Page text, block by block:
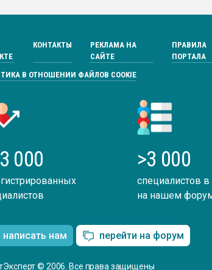
КОНТАКТЫ
РЕКЛАМА НА
САЙТЕ
ПРАВИЛА
ПОРТАЛА
В ОТНОШЕНИИ ФАЙЛОВ COOKIE
000 >3 000
специалистов
на нашем
написать нам перейти на форум
© 2006. Все права защищены